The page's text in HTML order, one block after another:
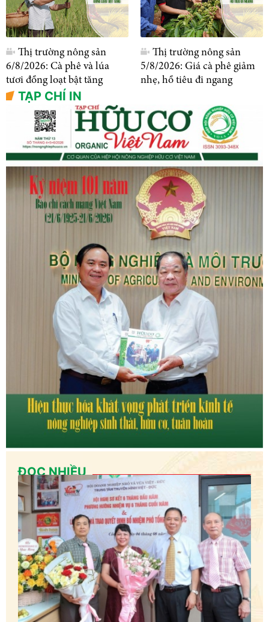
Thị trường nông sản
6/8/2026: Cà phê và lúa
tươi đồng loạt bật tăng
Thị trường nông sản
5/8/2026: Giá cà phê giảm
nhẹ, hồ tiêu đi ngang
TẠP CHÍ IN
ĐỌC NHIỀU